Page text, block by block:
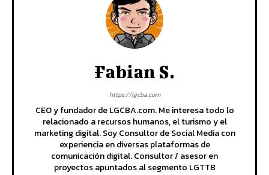
Fabian S.
https://lgcba.com
CEO y fundador de LGCBA.com. Me interesa todo lo
relacionado a recursos humanos, el turismo y el
marketing digital. Soy Consultor de Social Media con
experiencia en diversas plataformas de
comunicación digital. Consultor / asesor en
proyectos apuntados al segmento LGTTB